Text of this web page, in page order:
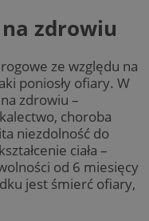
zdrowiu
ze względu na
poniosły ofiary. W
zdrowiu –
choroba
niezdolność do
ciała –
od 6 miesięcy
jest śmierć ofiary,